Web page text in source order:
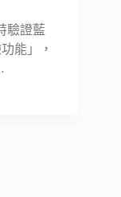
驗證藍
能」，